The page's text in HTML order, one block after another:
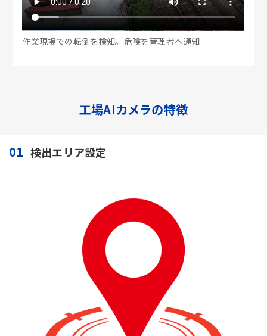
作業現場での転倒を検知。危険を管理者へ通知
工場AIカメラの特徴
01 検出エリア設定